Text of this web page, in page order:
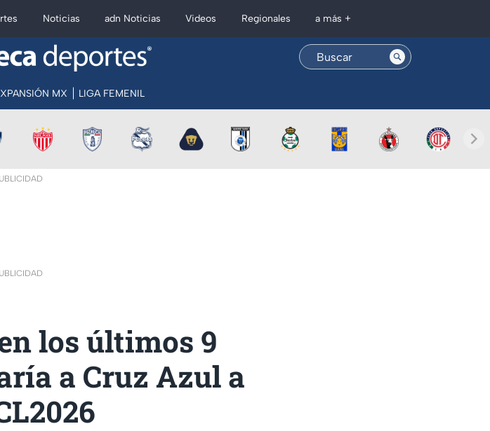
Noticias adn Noticias Videos Regionales a más +
MX LIGA FEMENIL
los últimos 9
a Cruz Azul a